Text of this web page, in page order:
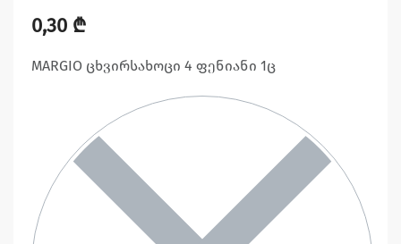
0,30 ₾
MARGIO ცხვირსახოცი 4 ფენიანი 1ც